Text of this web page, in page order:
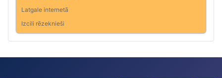
Latgale internetā
Izcili rēzeknieši